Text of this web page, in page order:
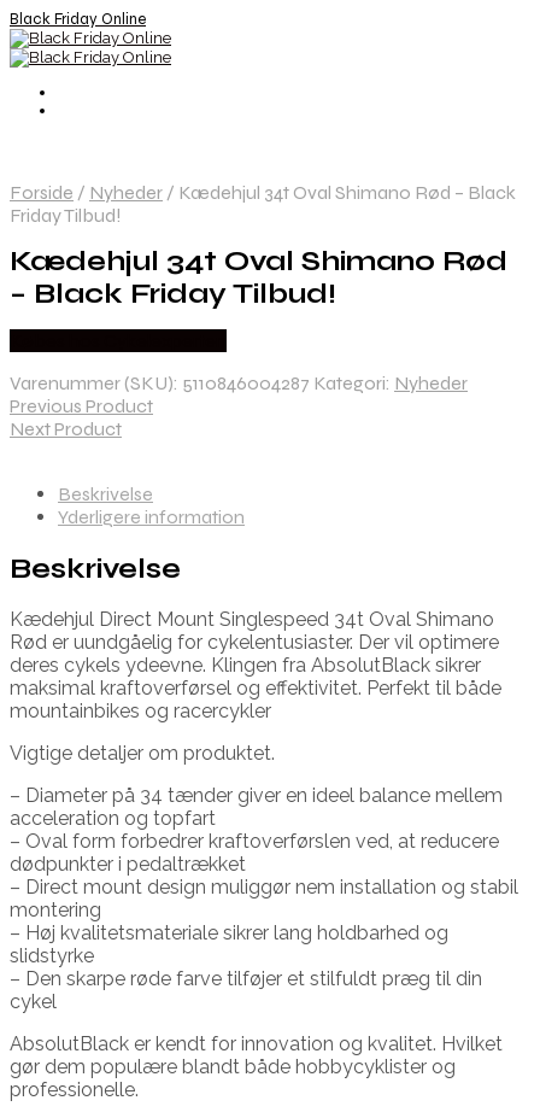
Black Friday Online
Forside / Nyheder / Kædehjul 34t Oval Shimano Rød – Black
Friday Tilbud!
Kædehjul 34t Oval Shimano Rød
– Black Friday Tilbud!
Varenummer (SKU): 5110846004287 Kategori: Nyheder
Previous Product
Next Product
Beskrivelse
Yderligere information
Beskrivelse
Kædehjul Direct Mount Singlespeed 34t Oval Shimano
Rød er uundgåelig for cykelentusiaster. Der vil optimere
deres cykels ydeevne. Klingen fra AbsolutBlack sikrer
maksimal kraftoverførsel og effektivitet. Perfekt til både
mountainbikes og racercykler
Vigtige detaljer om produktet.
– Diameter på 34 tænder giver en ideel balance mellem
acceleration og topfart
– Oval form forbedrer kraftoverførslen ved, at reducere
dødpunkter i pedaltrækket
– Direct mount design muliggør nem installation og stabil
montering
– Høj kvalitetsmateriale sikrer lang holdbarhed og
slidstyrke
– Den skarpe røde farve tilføjer et stilfuldt præg til din
cykel
AbsolutBlack er kendt for innovation og kvalitet. Hvilket
gør dem populære blandt både hobbycyklister og
professionelle.